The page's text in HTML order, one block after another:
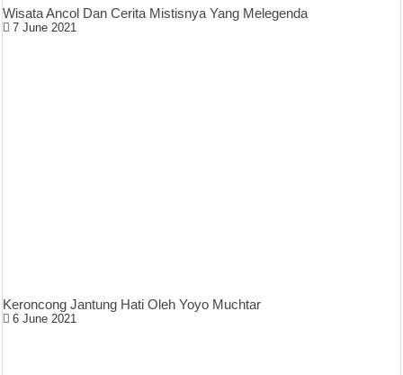
Wisata Ancol Dan Cerita Mistisnya Yang Melegenda
7 June 2021
Keroncong Jantung Hati Oleh Yoyo Muchtar
6 June 2021